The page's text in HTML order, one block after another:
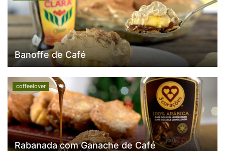
Banoffe de Café
coffeelover
Rabanada com Ganache de Café